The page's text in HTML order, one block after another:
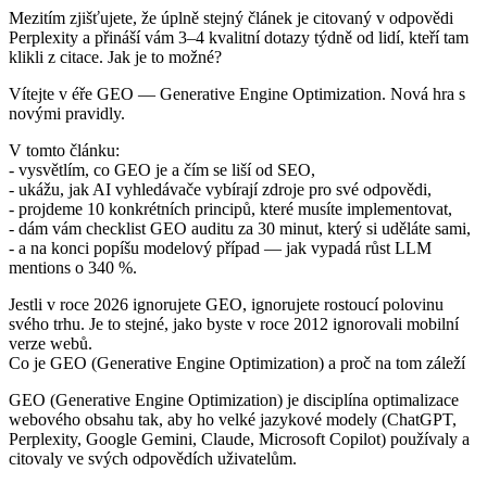
Mezitím zjišťujete, že úplně stejný článek je citovaný v odpovědi
Perplexity a přináší vám 3–4 kvalitní dotazy týdně od lidí, kteří tam
klikli z citace. Jak je to možné?
Vítejte v éře GEO — Generative Engine Optimization. Nová hra s
novými pravidly.
V tomto článku:
- vysvětlím, co GEO je a čím se liší od SEO,
- ukážu, jak AI vyhledávače vybírají zdroje pro své odpovědi,
- projdeme 10 konkrétních principů, které musíte implementovat,
- dám vám checklist GEO auditu za 30 minut, který si uděláte sami,
- a na konci popíšu modelový případ — jak vypadá růst LLM
mentions o 340 %.
Jestli v roce 2026 ignorujete GEO, ignorujete rostoucí polovinu
svého trhu. Je to stejné, jako byste v roce 2012 ignorovali mobilní
verze webů.
Co je GEO (Generative Engine Optimization) a proč na tom záleží
GEO (Generative Engine Optimization) je disciplína optimalizace
webového obsahu tak, aby ho velké jazykové modely (ChatGPT,
Perplexity, Google Gemini, Claude, Microsoft Copilot) používaly a
citovaly ve svých odpovědích uživatelům.